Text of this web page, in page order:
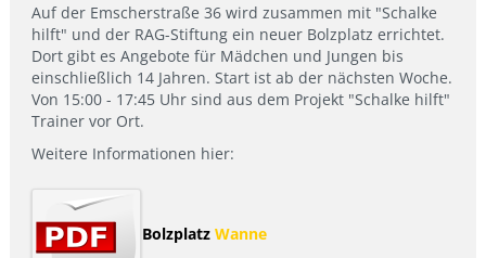
Auf der Emscherstraße 36 wird zusammen mit "Schalke
hilft" und der RAG-Stiftung ein neuer Bolzplatz errichtet.
Dort gibt es Angebote für Mädchen und Jungen bis
einschließlich 14 Jahren. Start ist ab der nächsten Woche.
Von 15:00 - 17:45 Uhr sind aus dem Projekt "Schalke hilft"
Trainer vor Ort.
Weitere Informationen hier:
Bolzplatz Wanne